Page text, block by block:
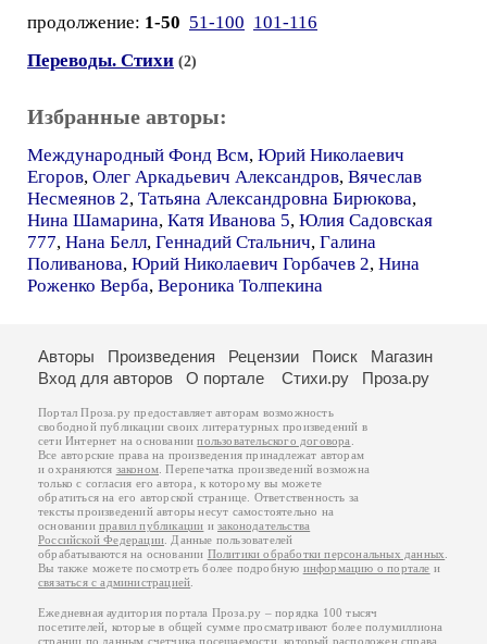
продолжение: 1-50 51-100 101-116
Переводы. Стихи (2)
Избранные авторы:
Международный Фонд Всм, Юрий Николаевич
Егоров, Олег Аркадьевич Александров, Вячеслав
Несмеянов 2, Татьяна Александровна Бирюкова,
Нина Шамарина, Катя Иванова 5, Юлия Садовская
777, Нана Белл, Геннадий Стальнич, Галина
Поливанова, Юрий Николаевич Горбачев 2, Нина
Роженко Верба, Вероника Толпекина
Авторы Произведения Рецензии Поиск
Магазин
Вход для авторов
О портале Стихи.ру Проза.ру
Портал Проза.ру предоставляет авторам возможность
свободной публикации своих литературных произведений в
сети Интернет на основаниипользовательского договора
Все авторские права на произведения принадлежат авторам
и охраняются законом . Перепечатка произведений возможна
только с согласия его автора, к которому вы можете
обратиться на его авторской странице. Ответственность за
тексты произведений авторы несут самостоятельно на
основанииправил публикации изаконодательства
Российской Федерации . Данные пользователей
обрабатываются на основании Политики обработки персональных данных
Вы также можете посмотреть более подробную информацию о портале и
связаться с администрацией
Ежедневная аудитория портала Проза.ру – порядка 100 тысяч
посетителей, которые в общей сумме просматривают более полумиллиона
страниц по данным счетчика посещаемости, который расположен справа